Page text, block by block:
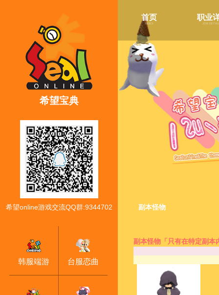
希望宝典
希望online游戏交流QQ群:9344702
韩服端游 台服恋曲
首页
index
职业
job
副本怪物
副本怪物「只有在特定副本